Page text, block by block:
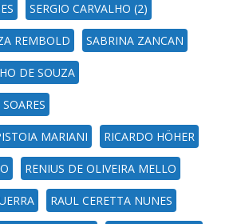
SERGIO CARVALHO (2)
REMBOLD SABRINA ZANCAN
DE SOUZA
MARIANI RICARDO HÖHER
RENIUS DE OLIVEIRA MELLO
RAUL CERETTA NUNES